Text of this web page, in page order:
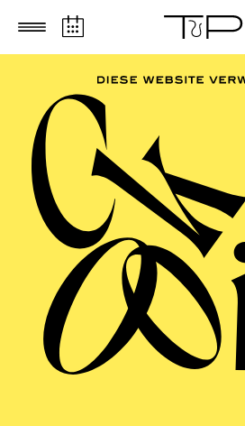
Zum Hauptinhalt springen Zum
Jana
Die Mezzosopranistin Jana
geboren. Sie war 2020 Mitglied
Oberösterreichischen
Linz. Sie studierte an der
Theater Felix Mendelssohn-
sie den Masterstudiengang Oper
debütierte sie an der Oper Leipzig
Humperdincks „Hänsel und
sie ihr Debüt als Prinz Orlofsky in